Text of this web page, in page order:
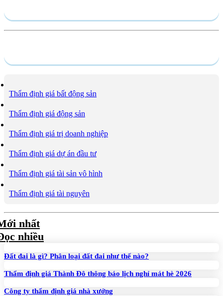
Thẩm định giá bất động sản
Thẩm định giá động sản
Thẩm định giá trị doanh nghiệp
Thẩm định giá dự án đầu tư
Thẩm định giá tài sản vô hình
Thẩm định giá tài nguyên
nhất
nhiều
Đất đai là gì? Phân loại đất đai như thế nào?
Thẩm định giá Thành Đô thông báo lịch nghỉ mát hè 2026
Công ty thẩm định giá nhà xưởng